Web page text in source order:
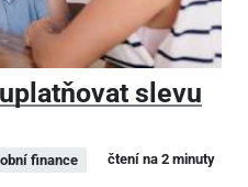
slevu
finance čtení na 2 minuty